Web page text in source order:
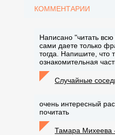
КОММЕНТАРИИ
Написано "читать
сами даете только
тогда. Напишите, что
ознакомительная
Случайные
очень интересный
почитать
Тамара Михеева